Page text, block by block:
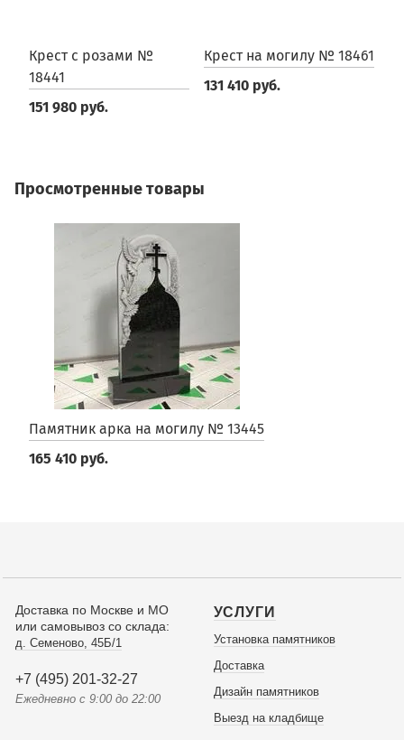
Крест с розами №
18441
151 980 руб.
Крест на могилу № 18461
131 410 руб.
Просмотренные товары
Памятник арка на могилу № 13445
165 410 руб.
Доставка по Москве и МО
или самовывоз со склада:
д. Семеново, 45Б/1
+7 (495) 201-32-27
Ежедневно с 9:00 до 22:00
УСЛУГИ
Установка памятников
Доставка
Дизайн памятников
Выезд на кладбище